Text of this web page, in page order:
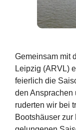
Gemeinsam mit
Leipzig (ARVL)
feierlich die
den Ansprachen
ruderten wir bei
Bootshäuser